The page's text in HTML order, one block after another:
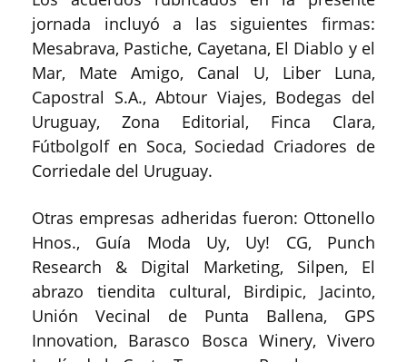
jornada incluyó a las siguientes firmas:
Mesabrava, Pastiche, Cayetana, El Diablo y el
Mar, Mate Amigo, Canal U, Liber Luna,
Capostral S.A., Abtour Viajes, Bodegas del
Uruguay, Zona Editorial, Finca Clara,
Fútbolgolf en Soca, Sociedad Criadores de
Corriedale del Uruguay.
Otras empresas adheridas fueron: Ottonello
Hnos., Guía Moda Uy, Uy! CG, Punch
Research & Digital Marketing, Silpen, El
abrazo tiendita cultural, Birdipic, Jacinto,
Unión Vecinal de Punta Ballena, GPS
Innovation, Barasco Bosca Winery, Vivero